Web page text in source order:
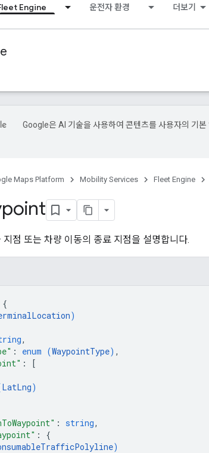
Engine 운전자 환경 더보기
Google은 AI 기술을 사용하여 콘텐츠를 사용자의 기
Maps Platform Mobility Services Fleet Engine
지점 또는 차량 이동의 종료 지점을 설명합니다.
{
)
,
: enum (WaypointType) ,
:
[
LatLng)
: string,
: {
)